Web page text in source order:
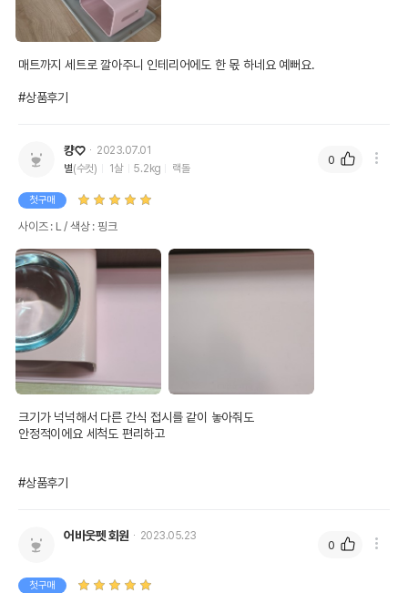
매트까지 세트로 깔아주니 인테리어에도 한 몫 하네요 예뻐요.
#상품후기
컁♡
2023.07.01
별(수컷) 1살 5.2kg 랙돌
첫구매
사이즈 : L / 색상 : 핑크
크기가 넉넉해서 다른 간식 접시를 같이 놓아줘도
안정적이에요 세척도 편리하고
#상품후기
0
어바웃펫 회원 2023.05.23
첫구매
0